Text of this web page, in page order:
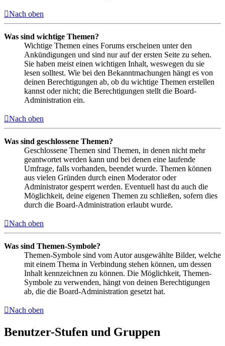
Nach oben
Was sind wichtige Themen?
Wichtige Themen eines Forums erscheinen unter den
Ankündigungen und sind nur auf der ersten Seite zu sehen.
Sie haben meist einen wichtigen Inhalt, weswegen du sie
lesen solltest. Wie bei den Bekanntmachungen hängt es von
deinen Berechtigungen ab, ob du wichtige Themen erstellen
kannst oder nicht; die Berechtigungen stellt die Board-
Administration ein.
Nach oben
Was sind geschlossene Themen?
Geschlossene Themen sind Themen, in denen nicht mehr
geantwortet werden kann und bei denen eine laufende
Umfrage, falls vorhanden, beendet wurde. Themen können
aus vielen Gründen durch einen Moderator oder
Administrator gesperrt werden. Eventuell hast du auch die
Möglichkeit, deine eigenen Themen zu schließen, sofern dies
durch die Board-Administration erlaubt wurde.
Nach oben
Was sind Themen-Symbole?
Themen-Symbole sind vom Autor ausgewählte Bilder, welche
mit einem Thema in Verbindung stehen können, um dessen
Inhalt kennzeichnen zu können. Die Möglichkeit, Themen-
Symbole zu verwenden, hängt von deinen Berechtigungen
ab, die die Board-Administration gesetzt hat.
Nach oben
Benutzer-Stufen und Gruppen